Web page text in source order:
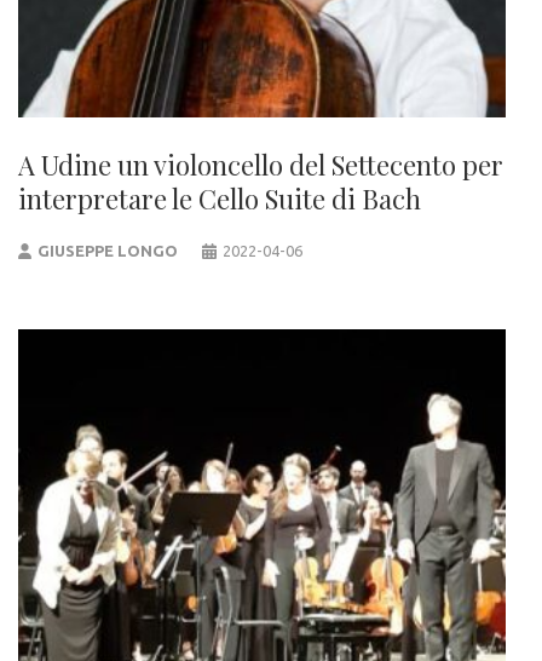
A Udine un violoncello del Settecento per
interpretare le Cello Suite di Bach
GIUSEPPE LONGO 2022-04-06